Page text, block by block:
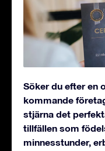
Söker du efter en
kommande
stjärna det
tillfällen som
minnesstunder,